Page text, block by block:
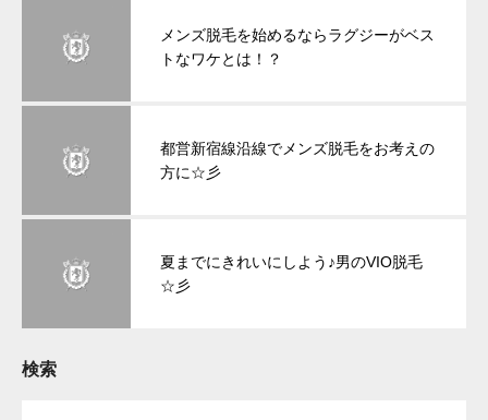
メンズ脱毛を始めるならラグジーがベス
トなワケとは！？
都営新宿線沿線でメンズ脱毛をお考えの
方に☆彡
夏までにきれいにしよう♪男のVIO脱毛
☆彡
検索